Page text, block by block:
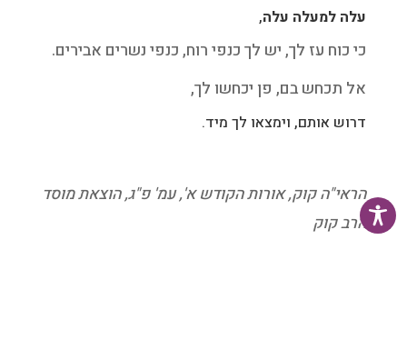
עלה למעלה עלה,
כי כוח עז לך, יש לך כנפי רוח, כנפי נשרים אבירים.
אל תכחש בם, פן יכחשו לך,
דרוש אותם, וימצאו לך מיד.
הראי"ה קוק, אורות הקודש א', עמ' פ"ג, הוצאת מוסד
הרב קוק